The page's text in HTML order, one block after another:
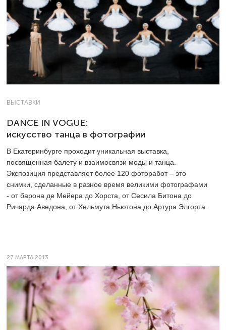
ВЫСТАВКИ
DANCE IN VOGUE:
искусство танца в фотографии
В Екатеринбурге проходит уникальная выставка,
посвященная балету и взаимосвязи моды и танца.
Экспозиция представляет более 120 фоторабот – это
снимки, сделанные в разное время великими фотографами
- от барона де Мейера до Хорста, от Сесила Битона до
Ричарда Аведона, от Хельмута Ньютона до Артура Элгорта.
27 МАРТА 2013